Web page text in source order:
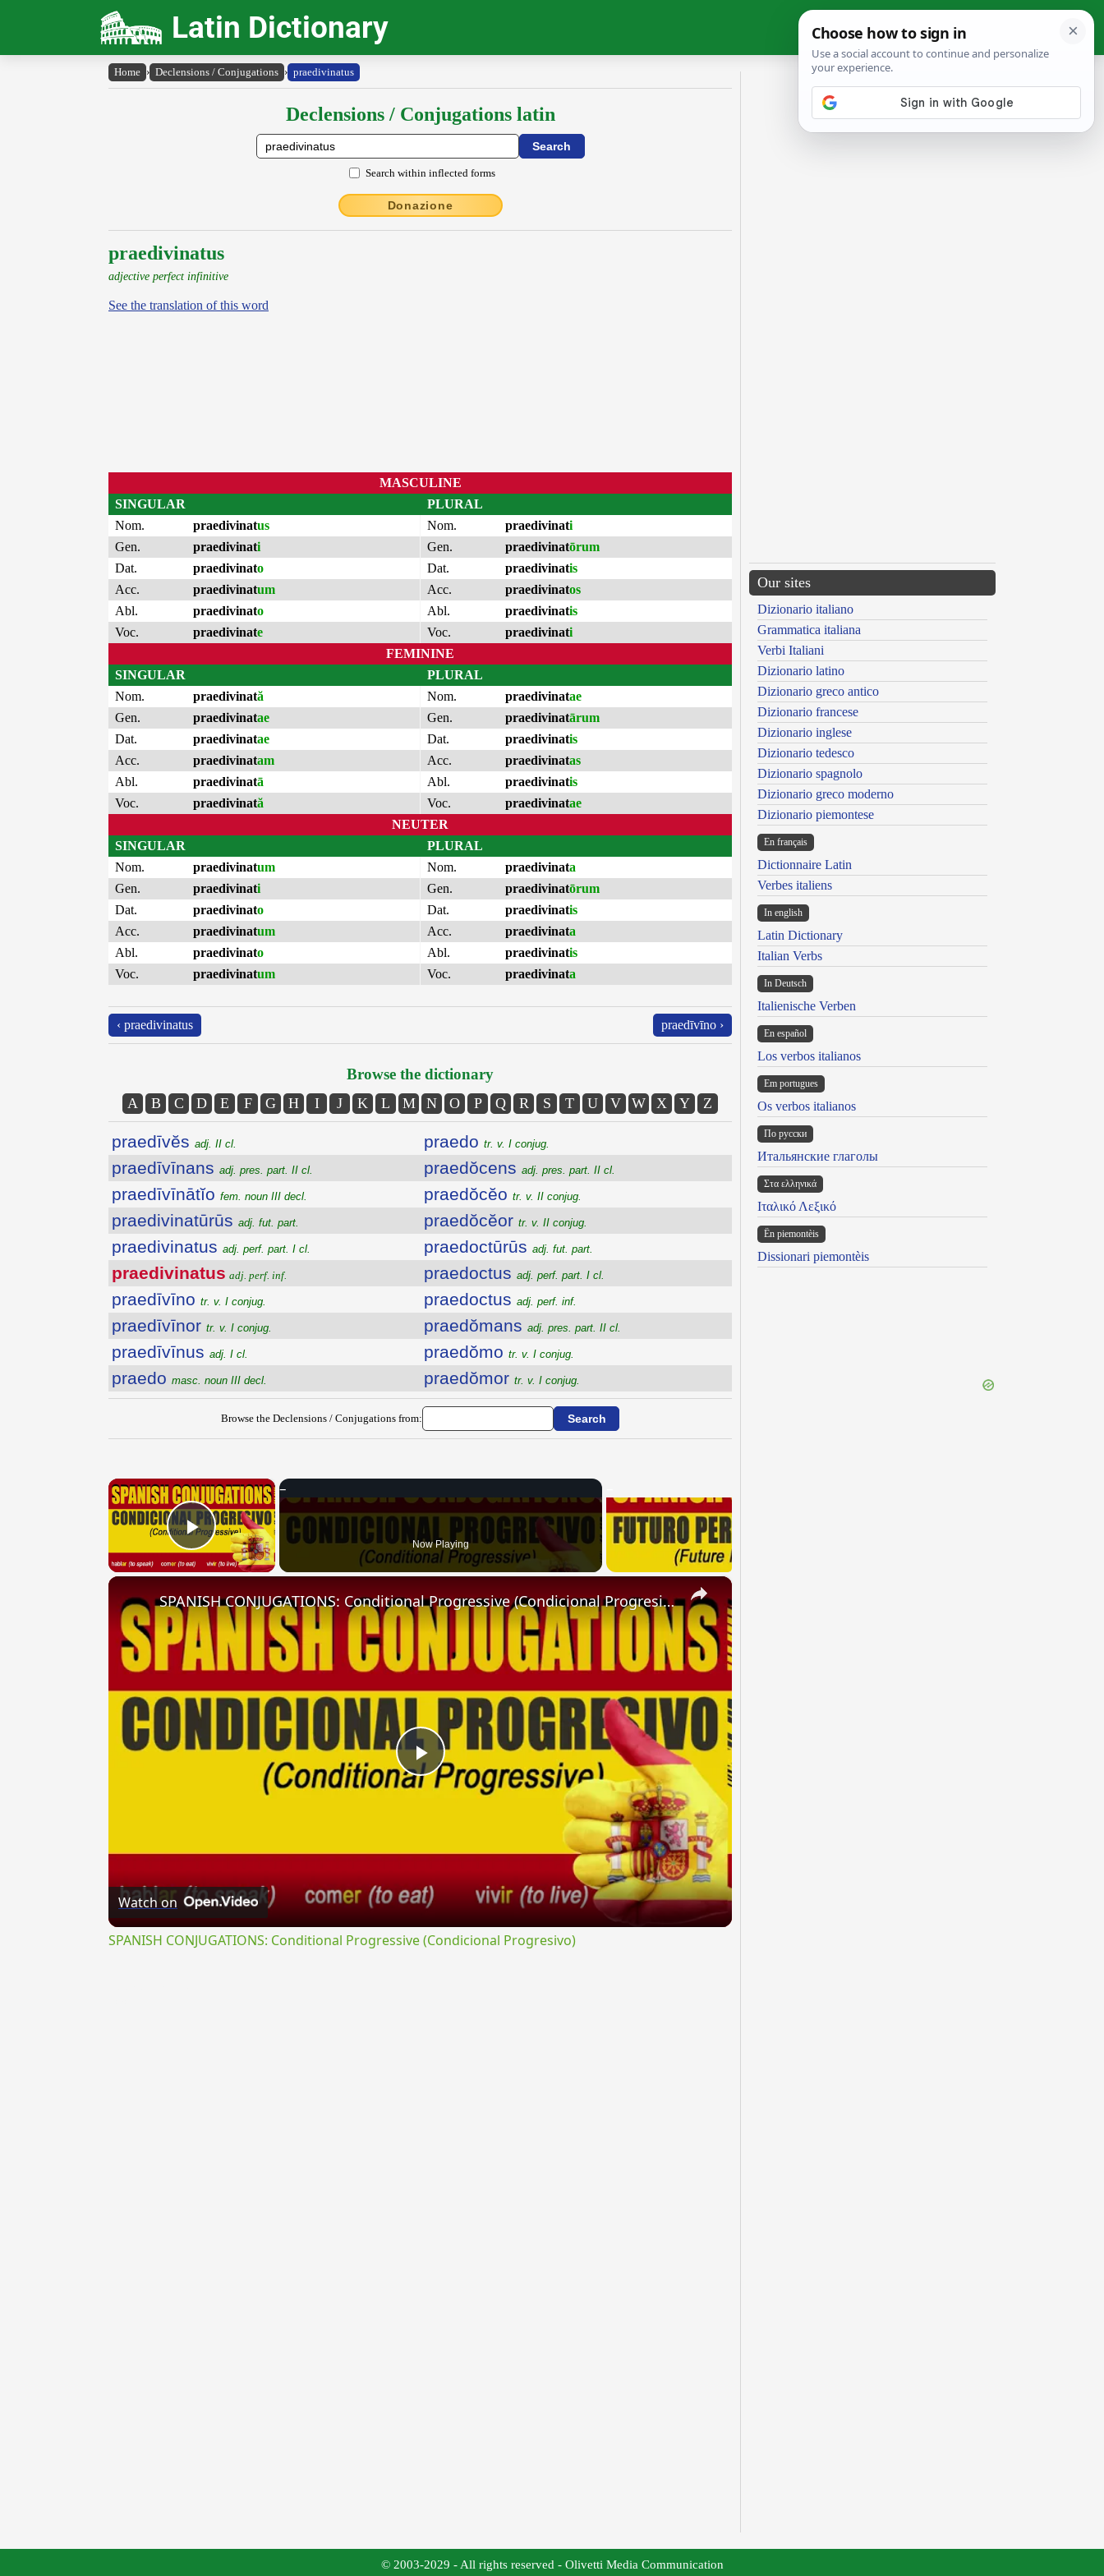
Latin Dictionary
Home › Declensions / Conjugations › praedivinatus
Declensions / Conjugations latin
Search within inflected forms
Donazione
praedivinatus
adjective perfect infinitive
See the translation of this word
MASCULINE
SINGULAR
Nom.
praedivinatus
Gen.
praedivinati
Dat.
praedivinato
Acc.
praedivinatum
Abl.
praedivinato
Voc.
praedivinate
PLURAL
Nom.
praedivinati
Gen.
praedivinatōrum
Dat.
praedivinatis
Acc.
praedivinatos
Abl.
praedivinatis
Voc.
praedivinati
FEMININE
SINGULAR
Nom.
praedivinată
Gen.
praedivinatae
Dat.
praedivinatae
Acc.
praedivinatam
Abl.
praedivinatā
Voc.
praedivinată
PLURAL
Nom.
praedivinatae
Gen.
praedivinatārum
Dat.
praedivinatis
Acc.
praedivinatas
Abl.
praedivinatis
Voc.
praedivinatae
NEUTER
SINGULAR
Nom.
praedivinatum
Gen.
praedivinati
Dat.
praedivinato
Acc.
praedivinatum
Abl.
praedivinato
Voc.
praedivinatum
PLURAL
Nom.
praedivinata
Gen.
praedivinatōrum
Dat.
praedivinatis
Acc.
praedivinata
Abl.
praedivinatis
Voc.
praedivinata
‹ praedivinatus praedīvīno ›
Browse the dictionary
A B C D E F G H I J K L M N O P Q R S T U V W X Y Z
praedīvĕs adj. II cl.
praedīvīnans adj. pres. part. II cl.
praedīvīnātĭo fem. noun III decl.
praedivinatūrūs adj. fut. part.
praedivinatus adj. perf. part. I cl.
praedivinatus adj. perf. inf.
praedīvīno tr. v. I conjug.
praedīvīnor tr. v. I conjug.
praedīvīnus adj. I cl.
praedo masc. noun III decl.
praedo tr. v. I conjug.
praedŏcens adj. pres. part. II cl.
praedŏcĕo tr. v. II conjug.
praedŏcĕor tr. v. II conjug.
praedoctūrūs adj. fut. part.
praedoctus adj. perf. part. I cl.
praedoctus adj. perf. inf.
praedŏmans adj. pres. part. II cl.
praedŏmo tr. v. I conjug.
praedŏmor tr. v. I conjug.
Browse the Declensions / Conjugations from:
×
Play Video Now Playing
×
Play
SPANISH CONJUGATIONS: Conditional Progressive (Condicional Progresivo)
Watch on
SPANISH CONJUGATIONS: Conditional Progressive (Condicional Progresivo)
Our sites
Dizionario italiano
Grammatica italiana
Verbi Italiani
Dizionario latino
Dizionario greco antico
Dizionario francese
Dizionario inglese
Dizionario tedesco
Dizionario spagnolo
Dizionario greco moderno
Dizionario piemontese
En français
Dictionnaire Latin
Verbes italiens
In english
Latin Dictionary
Italian Verbs
In Deutsch
Italienische Verben
En español
Los verbos italianos
Em portugues
Os verbos italianos
По русски
Итальянские глаголы
Στα ελληνικά
Ιταλικό Λεξικό
Ën piemontèis
Dissionari piemontèis
© 2003-2029 - All rights reserved - Olivetti Media Communication